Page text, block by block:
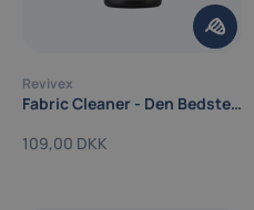
Revivex
Fabric Cleaner - Den Bedste Vask
109,00 DKK